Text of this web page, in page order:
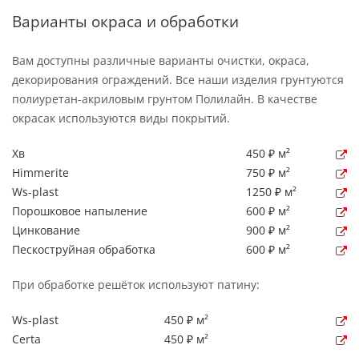
Варианты окраса и обработки
Вам доступны различные варианты очистки, окраса,
декорирования ограждений. Все наши изделия грунтуются
полиуретан-акриловым грунтом Полилайн. В качестве
окрасак используются виды покрытий.
Хв
450 ₽ м²
Himmerite
750 ₽ м²
Ws-plast
1250 ₽ м²
Порошковое напыление
600 ₽ м²
Цинкование
900 ₽ м²
Пескоструйная обработка
600 ₽ м²
При обработке решёток используют патину:
Ws-plast
450 ₽ м²
Certa
450 ₽ м²